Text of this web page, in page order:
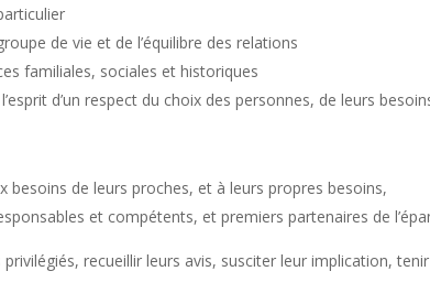
de vie et de l’équilibre des relations
familiales, sociales et historiques
d’un respect du choix des personnes, de leurs
de leurs proches, et à leurs propres besoins,
et compétents, et premiers partenaires de
recueillir leurs avis, susciter leur implication,